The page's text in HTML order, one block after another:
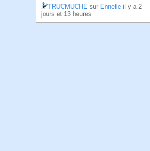
TRUCMUCHE sur Ennelle il y a 2
jours et 13 heures